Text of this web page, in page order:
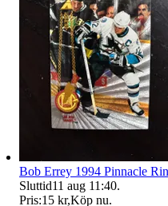
Bob Errey 1994 Pinnacle
Sluttid11 aug 11:40.
Pris:15 kr,Köp nu.